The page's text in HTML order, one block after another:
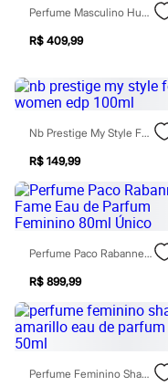
Palomino
Calcinhas
Meias
Pijamas
Moda praia
Biquínis e Maiôs
Blusas de proteção
Sungas
Bluey
Disney
Hello Kitty
Minecraft
Naruto
Patrulha Canina
Sonic
Stitch
Beleza
Kits
Perfumes árabes
Perfume Masculino Hugo Boss Jeans Eau De Toilette 125ml
R$ 409,99
Nb Prestige My Style For Women Edp 100ml
R$ 149,99
Perfume Paco Rabanne Fame Eau De Parfum Feminino 80ml Único
R$ 899,99
Perfume Feminino Shakira Amarillo Eau De Parfum 50ml